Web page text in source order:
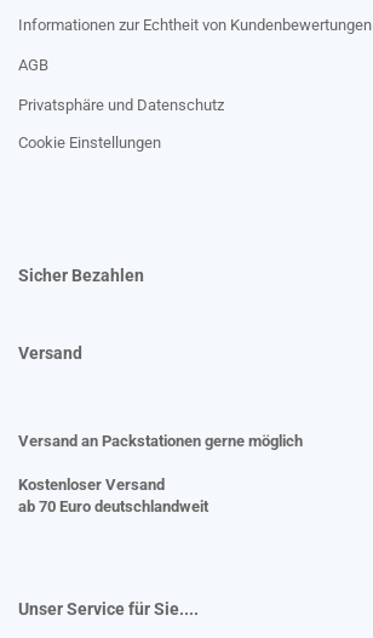
Informationen zur Echtheit von Kundenbewertungen
AGB
Privatsphäre und Datenschutz
Cookie Einstellungen
Sicher Bezahlen
Versand
Versand an Packstationen gerne möglich
Kostenloser Versand
ab 70 Euro deutschlandweit
Unser Service für Sie....